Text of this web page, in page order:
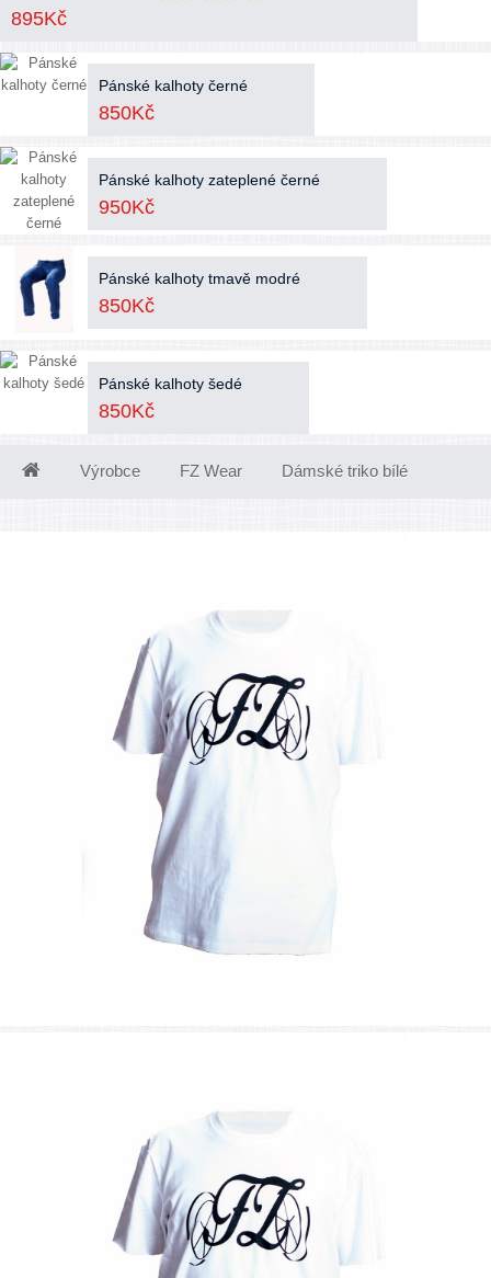
895Kč
Pánské kalhoty černé
850Kč
Pánské kalhoty zateplené černé
950Kč
Pánské kalhoty tmavě modré
850Kč
Pánské kalhoty šedé
850Kč
Výrobce FZ Wear Dámské triko bílé